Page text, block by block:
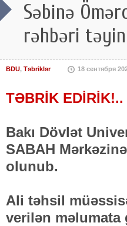
Səbinə
rəhbəri
BDU, Təbriklər 18 сентября
TƏBRİK EDİRİK!..
Bakı Dövlət
SABAH
olunub.
Ali təhsil
verilən məlumata